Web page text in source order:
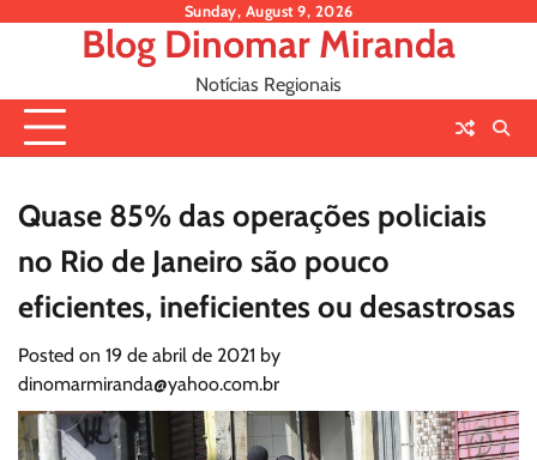
Sunday, August 9, 2026
Blog Dinomar Miranda
Notícias Regionais
Quase 85% das operações policiais
no Rio de Janeiro são pouco
eficientes, ineficientes ou desastrosas
Posted on 19 de abril de 2021 by
dinomarmiranda@yahoo.com.br